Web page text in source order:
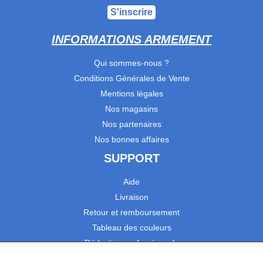
S'inscrire
INFORMATIONS ARMEMENT
Qui sommes-nous ?
Conditions Générales de Vente
Mentions légales
Nos magasins
Nos partenaires
Nos bonnes affaires
SUPPORT
Aide
Livraison
Retour et remboursement
Tableau des couleurs
Réduction professionnels